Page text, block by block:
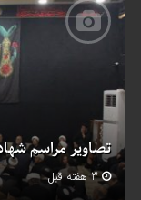
تصاویر مراسم
3 هفته قبل